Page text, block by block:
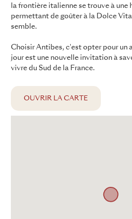
la frontière italienne se trouve à une
permettant de goûter à la Dolce
semble.
Choisir Antibes, c'est opter pour un
jour est une nouvelle invitation à
vivre du Sud de la France.
OUVRIR LA CARTE